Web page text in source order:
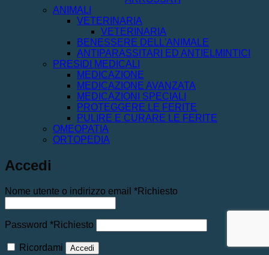
ANIMALI
VETERINARIA
VETERINARIA
BENESSERE DELL'ANIMALE
ANTIPARASSITARI ED ANTIELMINTICI
PRESIDI MEDICALI
MEDICAZIONE
MEDICAZIONE AVANZATA
MEDICAZIONI SPECIALI
PROTEGGERE LE FERITE
PULIRE E CURARE LE FERITE
OMEOPATIA
ORTOPEDIA
Accedi
Nome utente o indirizzo email *Richiesto
Password *Richiesto
Ricordami Accedi